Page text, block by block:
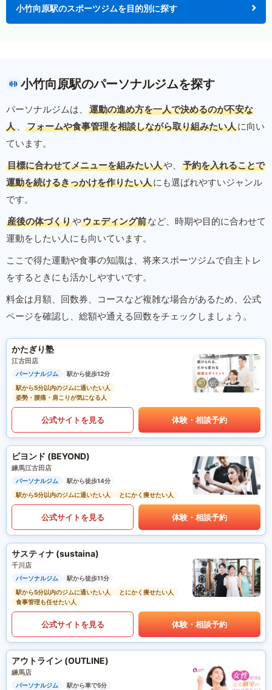
小竹向原駅のスポーツジムを目的別に探す
小竹向原駅のパーソナルジムを探す
パーソナルジムは、
運動の進め方を一人で決めるのが不安な
人 、 フォームや食事管理を相談しながら取り組みたい人に向い
ています。
目標に合わせてメニューを組みたい人や、
予約を入れることで
運動を続けるきっかけを作りたい人にも選ばれやすいジャンル
です。
産後の体づくりやウェディング前など、時期や目的に合わせて
運動をしたい人にも向いています。
ここで得た運動や食事の知識は、将来スポーツジムで自主トレ
をするときにも活かしやすいです。
料金は月額、回数券、コースなど複雑な場合があるため、公式
ページを確認し、総額や通える回数をチェックしましょう。
かたぎり塾
江古田店
パーソナルジム
駅から徒歩12分
駅から5分以内のジムに通いたい人
姿勢・腰痛・肩こりが気になる人
公式サイトを見る 体験・相談予約
ビヨンド (BEYOND)
練馬江古田店
パーソナルジム
駅から徒歩14分
駅から5分以内のジムに通いたい人
とにかく痩せたい人
公式サイトを見る 体験・相談予約
サスティナ (sustaina)
千川店
パーソナルジム
駅から徒歩11分
駅から5分以内のジムに通いたい人
とにかく痩せたい人
食事管理も任せたい人
公式サイトを見る 体験・相談予約
アウトライン (OUTLINE)
練馬店
パーソナルジム
駅から車で5分